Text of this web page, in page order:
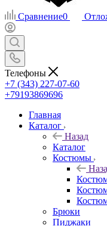
Сравнение0
Телефоны
+7 (343) 227-07-60
+79193869696
Главная
Каталог
Назад
Каталог
Костюмы
Брюки
Пиджаки